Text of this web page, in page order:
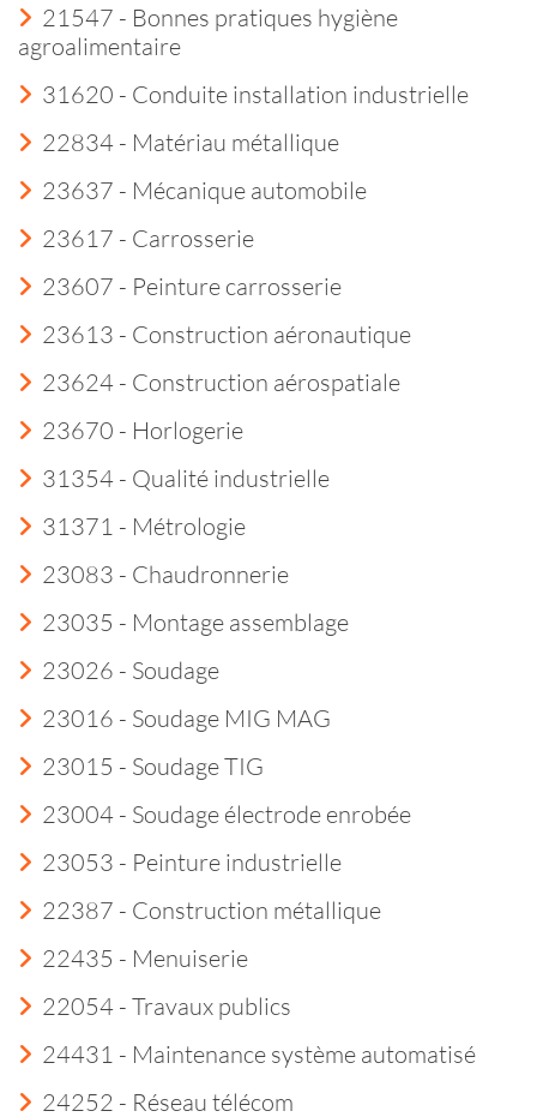
21547 - Bonnes pratiques hygiène
agroalimentaire
31620 - Conduite installation industrielle
22834 - Matériau métallique
23637 - Mécanique automobile
23617 - Carrosserie
23607 - Peinture carrosserie
23613 - Construction aéronautique
23624 - Construction aérospatiale
23670 - Horlogerie
31354 - Qualité industrielle
31371 - Métrologie
23083 - Chaudronnerie
23035 - Montage assemblage
23026 - Soudage
23016 - Soudage MIG MAG
23015 - Soudage TIG
23004 - Soudage électrode enrobée
23053 - Peinture industrielle
22387 - Construction métallique
22435 - Menuiserie
22054 - Travaux publics
24431 - Maintenance système automatisé
24252 - Réseau télécom